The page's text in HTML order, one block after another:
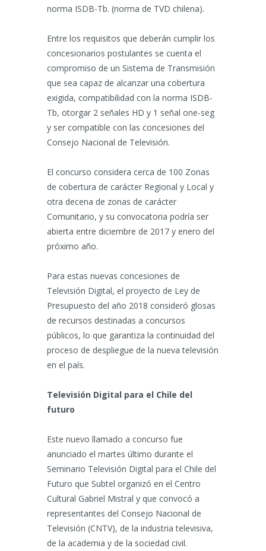
norma ISDB-Tb. (norma de TVD chilena).
Entre los requisitos que deberán cumplir los
concesionarios postulantes se cuenta el
compromiso de un Sistema de Transmisión
que sea capaz de alcanzar una cobertura
exigida, compatibilidad con la norma ISDB-
Tb, otorgar 2 señales HD y 1 señal one-seg
y ser compatible con las concesiones del
Consejo Nacional de Televisión.
El concurso considera cerca de 100 Zonas
de cobertura de carácter Regional y Local y
otra decena de zonas de carácter
Comunitario, y su convocatoria podría ser
abierta entre diciembre de 2017 y enero del
próximo año.
Para estas nuevas concesiones de
Televisión Digital, el proyecto de Ley de
Presupuesto del año 2018 consideró glosas
de recursos destinadas a concursos
públicos, lo que garantiza la continuidad del
proceso de despliegue de la nueva televisión
en el país.
Televisión Digital para el Chile del
futuro
Este nuevo llamado a concurso fue
anunciado el martes último durante el
Seminario Televisión Digital para el Chile del
Futuro que Subtel organizó en el Centro
Cultural Gabriel Mistral y que convocó a
representantes del Consejo Nacional de
Televisión (CNTV), de la industria televisiva,
de la academia y de la sociedad civil.